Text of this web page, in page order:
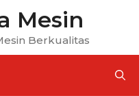
Mesin
Berkualitas